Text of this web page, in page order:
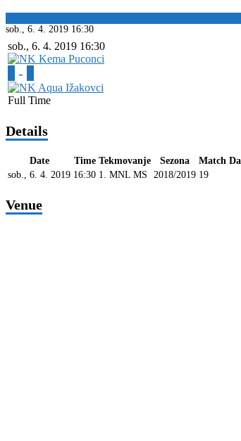
sob., 6. 4. 2019 16:30
sob., 6. 4. 2019 16:30
-
Full Time
Details
Date Time Tekmovanje Sezona
Match
sob., 6. 4. 2019 16:30 1. MNL MS 2018/2019 19
Venue